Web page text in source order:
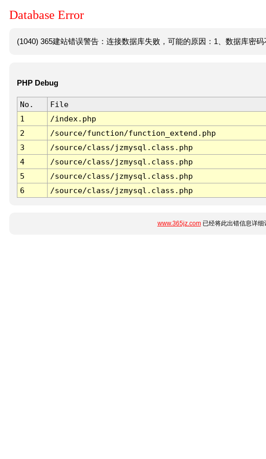
Database Error
(1040) 365建站错误警告：连接数据库失败，可能的原因：1、数据库密码
PHP Debug
No. File
1
/index.php
2
/source/function/function_extend.php
3
/source/class/jzmysql.class.php
4
/source/class/jzmysql.class.php
5
/source/class/jzmysql.class.php
6
/source/class/jzmysql.class.php
www.365jz.com已经将此出错信息详细